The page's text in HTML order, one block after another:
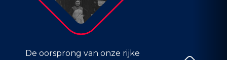
De oorsprong van onze rijke